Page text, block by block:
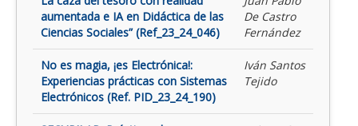
aumentada e IA en Didáctica de las
Ciencias Sociales” (Ref_23_24_046)
De Castro
Fernández
No es magia, ¡es Electrónica!:
Experiencias prácticas con Sistemas
Electrónicos (Ref. PID_23_24_190)
Iván Santos
Tejido